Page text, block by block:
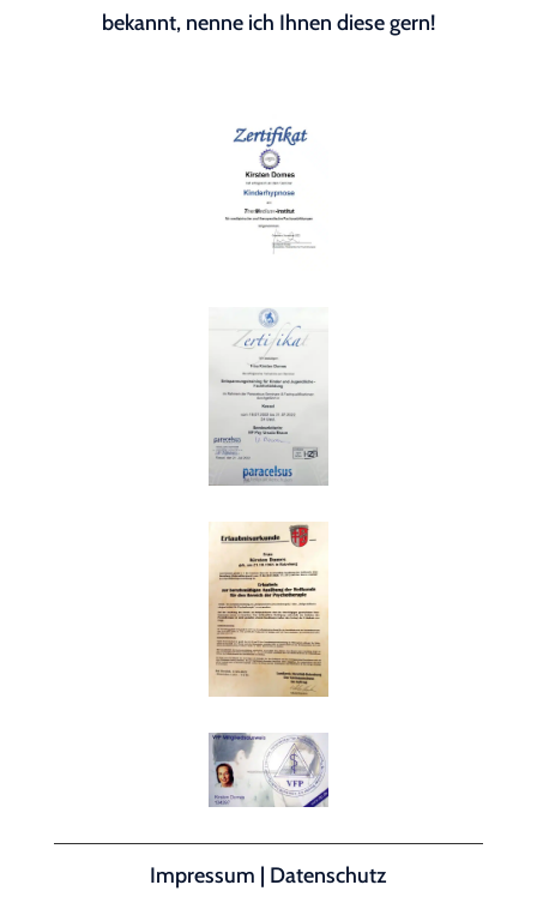
bekannt, nenne ich Ihnen diese gern!
Impressum | Datenschutz